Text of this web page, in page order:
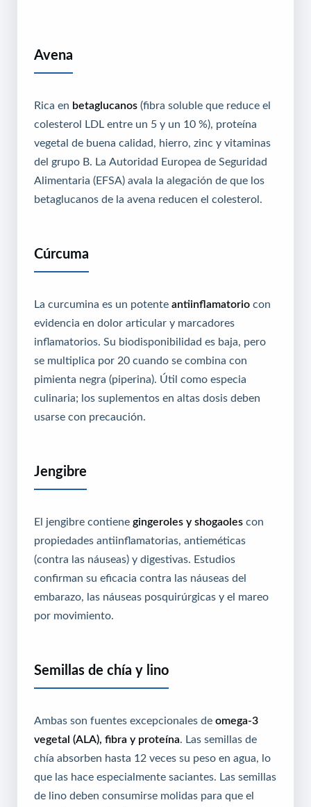
Avena
Rica en betaglucanos (fibra soluble que reduce el
colesterol LDL entre un 5 y un 10 %), proteína
vegetal de buena calidad, hierro, zinc y vitaminas
del grupo B. La Autoridad Europea de Seguridad
Alimentaria (EFSA) avala la alegación de que los
betaglucanos de la avena reducen el colesterol.
Cúrcuma
La curcumina es un potente antiinflamatorio con
evidencia en dolor articular y marcadores
inflamatorios. Su biodisponibilidad es baja, pero
se multiplica por 20 cuando se combina con
pimienta negra (piperina). Útil como especia
culinaria; los suplementos en altas dosis deben
usarse con precaución.
Jengibre
El jengibre contiene gingeroles y shogaoles con
propiedades antiinflamatorias, antieméticas
(contra las náuseas) y digestivas. Estudios
confirman su eficacia contra las náuseas del
embarazo, las náuseas posquirúrgicas y el mareo
por movimiento.
Semillas de chía y lino
Ambas son fuentes excepcionales de omega-3
vegetal (ALA), fibra y proteína . Las semillas de
chía absorben hasta 12 veces su peso en agua, lo
que las hace especialmente saciantes. Las semillas
de lino deben consumirse molidas para que el